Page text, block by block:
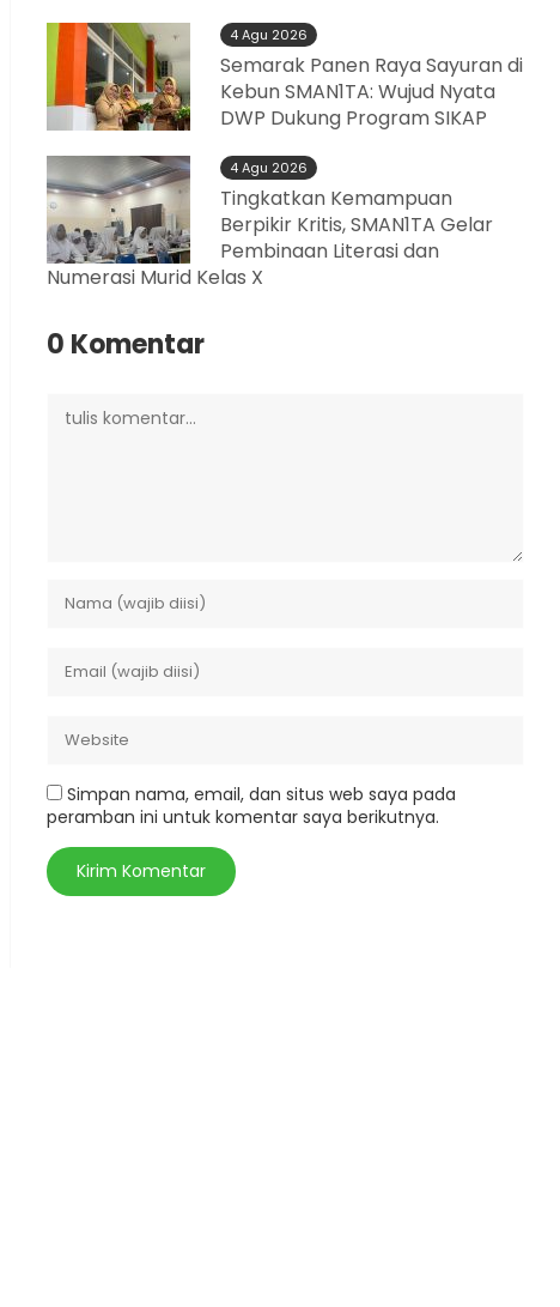
4 Agu 2026
Semarak Panen Raya Sayuran di
Kebun SMAN1TA: Wujud Nyata
DWP Dukung Program SIKAP
4 Agu 2026
Tingkatkan Kemampuan
Berpikir Kritis, SMAN1TA Gelar
Pembinaan Literasi dan
Numerasi Murid Kelas X
0 Komentar
Simpan nama, email, dan situs web saya pada
peramban ini untuk komentar saya berikutnya.